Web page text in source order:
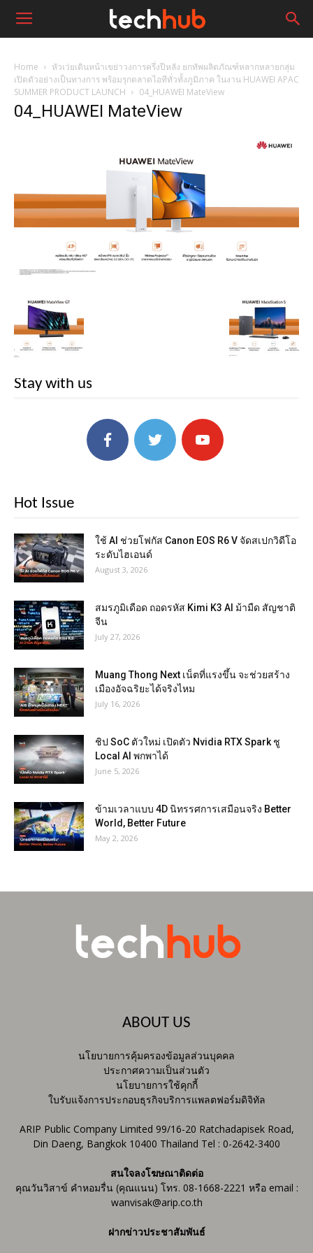
Home
หัวเว่ยเดินหน้าเขย่าวงการครึ่งปีหลัง ยกทัพผลิตภัณฑ์หลากหลายกลุ่ม
เปิดตัวอย่างเป็นทางการ พร้อมรุกตลาดไอทีทั่วทั้งภูมิภาค ในงาน HUAWEI APAC
SUMMER PRODUCT LAUNCH
04_HUAWEI MateView
04_HUAWEI MateView
Stay with us
Hot Issue
ใช้ AI ช่วยโฟกัส Canon EOS R6 V จัดสเปกวิดีโอ
ระดับไฮเอนด์
August 3, 2026
สมรภูมิเดือด ถอดรหัส Kimi K3 AI ม้ามืด สัญชาติ
จีน
July 27, 2026
Muang Thong Next เน็ตที่แรงขึ้น จะช่วยสร้าง
เมืองอัจฉริยะได้จริงไหม
July 16, 2026
ชิป SoC ตัวใหม่ เปิดตัว Nvidia RTX Spark ชู
Local AI พกพาได้
June 5, 2026
ข้ามเวลาแบบ 4D นิทรรศการเสมือนจริง Better
World, Better Future
May 2, 2026
ABOUT US
นโยบายการคุ้มครองข้อมูลส่วนบุคคล
ประกาศความเป็นส่วนตัว
นโยบายการใช้คุกกี้
ใบรับแจ้งการประกอบธุรกิจบริการแพลตฟอร์มดิจิทัล
ARIP Public Company Limited 99/16-20 Ratchadapisek Road,
Din Daeng, Bangkok 10400 Thailand Tel : 0-2642-3400
สนใจลงโฆษณาติดต่อ
คุณวันวิสาข์ คำหอมรื่น (คุณแนน) โทร. 08-1668-2221 หรือ email :
wanvisak@arip.co.th
ฝากข่าวประชาสัมพันธ์